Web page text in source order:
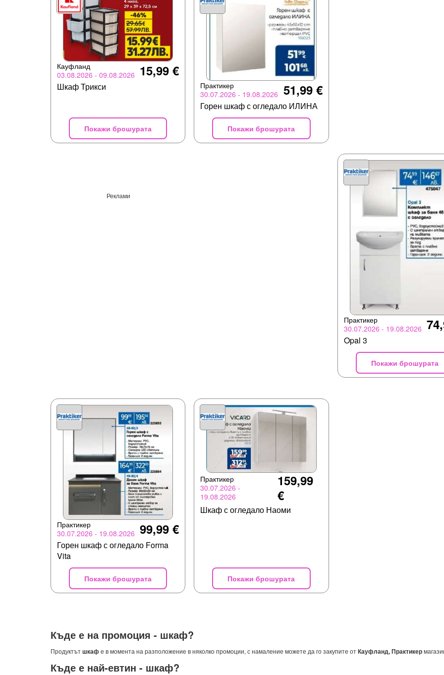
Кауфланд
03.08.2026 - 09.08.2026 15,99 €
Шкаф Трикси
Покажи брошурата
Практикер
30.07.2026 - 19.08.2026 51,99 €
Горен шкаф с огледало ИЛИНА
Покажи брошурата
Реклами
Практикер
30.07.2026 - 19.08.2026
Opal 3
Покажи брошурата
Практикер
30.07.2026 - 19.08.2026 99,99 €
Горен шкаф с огледало Forma
Vita
Покажи брошурата
Практикер
30.07.2026 -
19.08.2026
159,99
€
Шкаф с огледало Наоми
Покажи брошурата
Къде е на промоция - шкаф?
Продуктътшкаф е в момента на разположение в няколко промоции, с намаление можете да го закупите отКауфланд, Практикер
Къде е най-евтин - шкаф?